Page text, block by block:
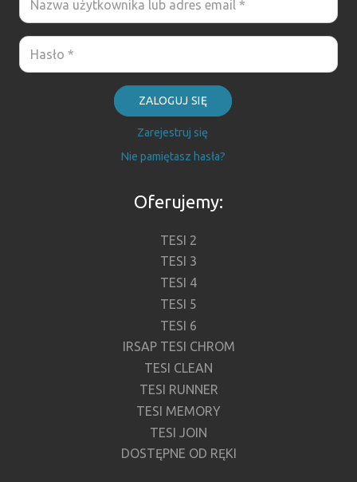
ZALOGUJ SIĘ
Zarejestruj się
Nie pamiętasz hasła?
Oferujemy:
TESI 2
TESI 3
TESI 4
TESI 5
TESI 6
IRSAP TESI CHROM
TESI CLEAN
TESI RUNNER
TESI MEMORY
TESI JOIN
DOSTĘPNE OD RĘKI